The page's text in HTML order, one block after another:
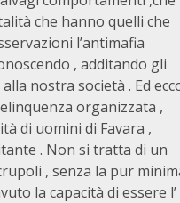
che hanno quelli che
l’antimafia
, additando gli
nostra società . Ed
organizzata ,
di uomini di Favara ,
. Non si tratta di un
, senza la pur
la capacità di essere l’